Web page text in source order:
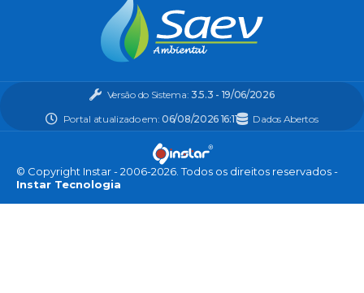
Versão do Sistema: 3.5.3 - 19/06/2026
Portal atualizado em:06/08/2026 16:11 Dados Abertos
© Copyright Instar - 2006-2026. Todos os direitos reservados -
Instar Tecnologia